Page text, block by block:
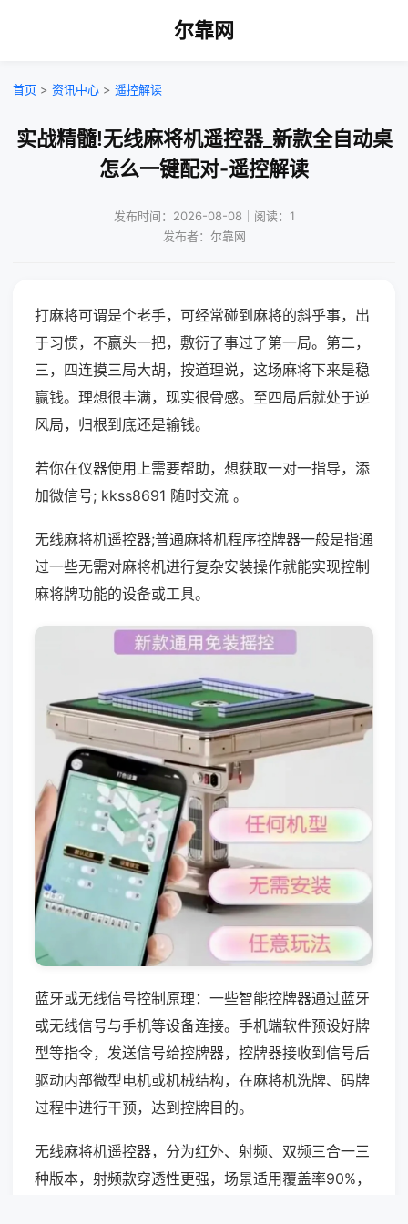
尔靠网
首页 > 资讯中心 > 遥控解读
实战精髓!无线麻将机遥控器_新款全自动桌
怎么一键配对-遥控解读
发布时间：2026-08-08｜阅读：1
发布者：尔靠网
打麻将可谓是个老手，可经常碰到麻将的斜乎事，出
于习惯，不赢头一把，敷衍了事过了第一局。第二，
三，四连摸三局大胡，按道理说，这场麻将下来是稳
赢钱。理想很丰满，现实很骨感。至四局后就处于逆
风局，归根到底还是输钱。
若你在仪器使用上需要帮助，想获取一对一指导，添
加微信号; kkss8691 随时交流 。
无线麻将机遥控器;普通麻将机程序控牌器一般是指通
过一些无需对麻将机进行复杂安装操作就能实现控制
麻将牌功能的设备或工具。
蓝牙或无线信号控制原理：一些智能控牌器通过蓝牙
或无线信号与手机等设备连接。手机端软件预设好牌
型等指令，发送信号给控牌器，控牌器接收到信号后
驱动内部微型电机或机械结构，在麻将机洗牌、码牌
过程中进行干预，达到控牌目的。
无线麻将机遥控器，分为红外、射频、双频三合一三
种版本，射频款穿透性更强，场景适用覆盖率90%，